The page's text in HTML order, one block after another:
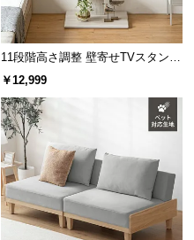
11段階高さ調整 壁寄せTVスタンド
キャスター付き 上下左右角度調節
￥12,999